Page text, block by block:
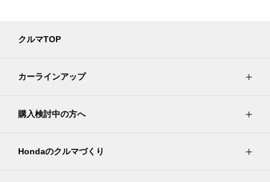
クルマTOP
カーラインアップ
購入検討中の方へ
Hondaのクルマづくり